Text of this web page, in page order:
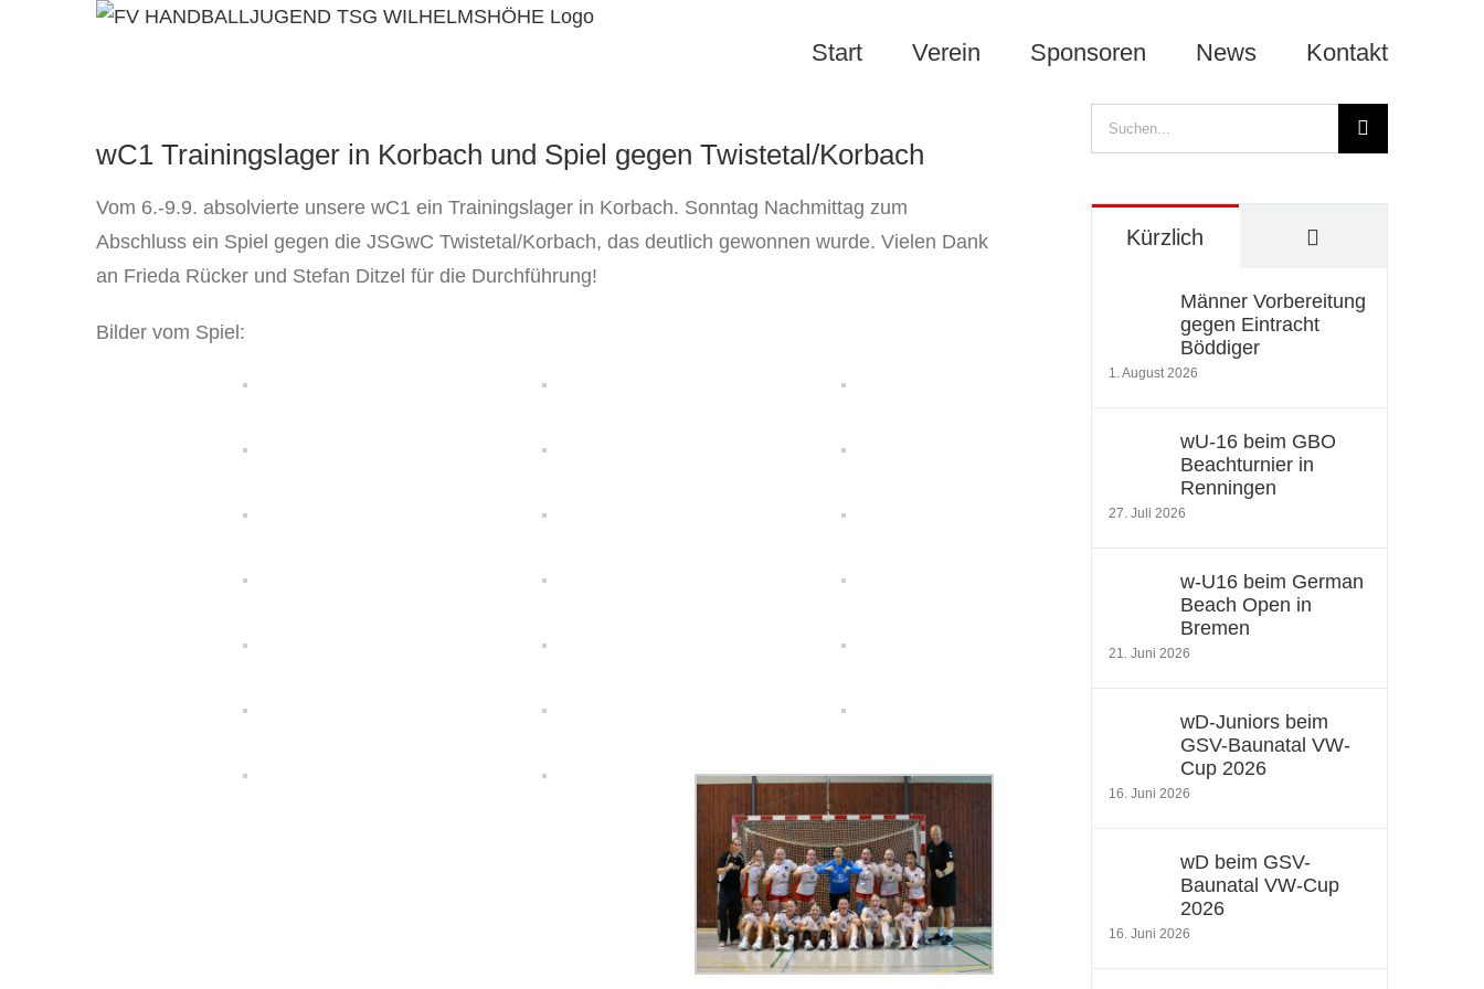
Start Verein Sponsoren News Kontakt
grösseres
wC1 Trainingslager in Korbach und Spiel gegen Twistetal/Korbach
Vom 6.-9.9. absolvierte unsere wC1 ein Trainingslager in Korbach. Sonntag Nachmittag zum
Abschluss ein Spiel gegen die JSGwC Twistetal/Korbach, das deutlich gewonnen wurde. Vielen Dank
an Frieda Rücker und Stefan Ditzel für die Durchführung!
Bilder vom Spiel:
Suche
nach:
Kürzlich
Männer Vorbereitung
gegen Eintracht
Böddiger
1. August 2026
wU-16 beim GBO
Beachturnier in
Renningen
27. Juli 2026
w-U16 beim German
Beach Open in
Bremen
21. Juni 2026
wD-Juniors beim
GSV-Baunatal VW-
Cup 2026
16. Juni 2026
wD beim GSV-
Baunatal VW-Cup
2026
16. Juni 2026